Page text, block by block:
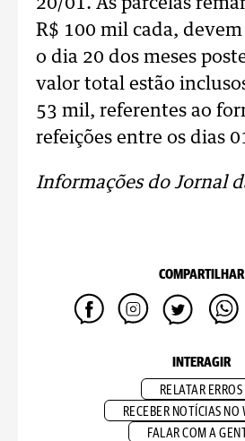
20/01. As parcelas
R$ 100 mil cada, devem
o dia 20 dos meses
valor total estão
53 mil, referentes ao
refeições entre os dias
Informações do Jornal
COMPARTILHAR
INTERAGIR
RELATAR ERROS
RECEBER NOTÍCIAS NO
FALAR COM A